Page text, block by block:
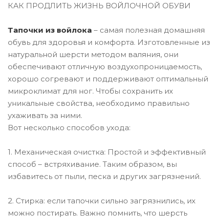
КАК ПРОДЛИТЬ ЖИЗНЬ ВОЙЛОЧНОЙ ОБУВИ
Тапочки из войлока – самая полезная домашняя
обувь для здоровья и комфорта. Изготовленные из
натуральной шерсти методом валяния, они
обеспечивают отличную воздухопроницаемость,
хорошо согревают и поддерживают оптимальный
микроклимат для ног. Чтобы сохранить их
уникальные свойства, необходимо правильно
ухаживать за ними.
Вот несколько способов ухода:
1. Механическая очистка: Простой и эффективный
способ – встряхивание. Таким образом, вы
избавитесь от пыли, песка и других загрязнений.
2. Стирка: если тапочки сильно загрязнились, их
можно постирать. Важно помнить, что шерсть